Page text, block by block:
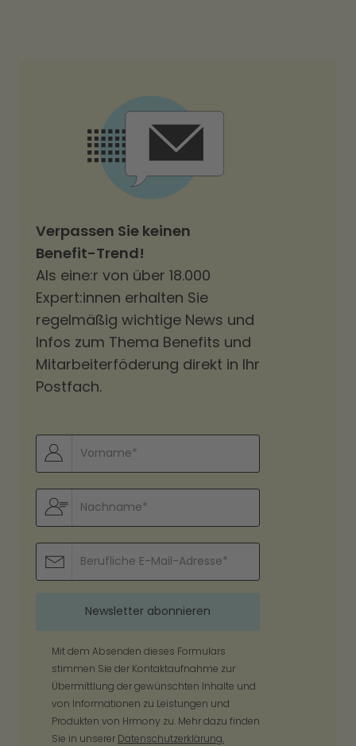
Verpassen Sie keinen
Benefit-Trend!
Als eine:r von über 18.000
Expert:innen erhalten Sie
regelmäßig wichtige News und
Infos zum Thema Benefits und
Mitarbeiterföderung direkt in Ihr
Postfach.
Mit dem Absenden dieses Formulars
stimmen Sie der Kontaktaufnahme zur
Übermittlung der gewünschten Inhalte und
von Informationen zu Leistungen und
Produkten von Hrmony zu. Mehr dazu finden
Sie in unserer Datenschutzerklärung.